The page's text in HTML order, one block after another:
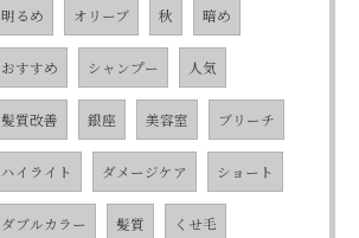
明るめ オリーブ 秋 暗め
おすすめ シャンプー 人気
髪質改善 銀座 美容室 ブリーチ
ハイライト ダメージケア ショート
ダブルカラー 髪質 くせ毛